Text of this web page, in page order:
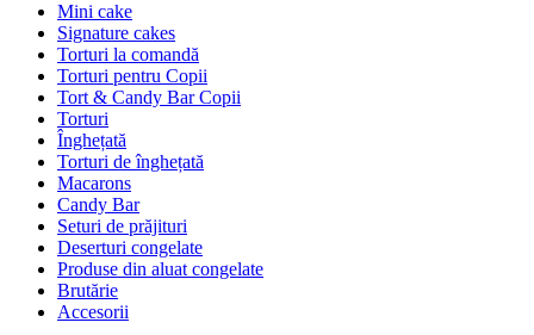
Mini cake
Signature cakes
Torturi la comandă
Torturi pentru Copii
Tort & Candy Bar Copii
Torturi
Înghețată
Torturi de înghețată
Macarons
Candy Bar
Seturi de prăjituri
Deserturi congelate
Produse din aluat congelate
Brutărie
Accesorii